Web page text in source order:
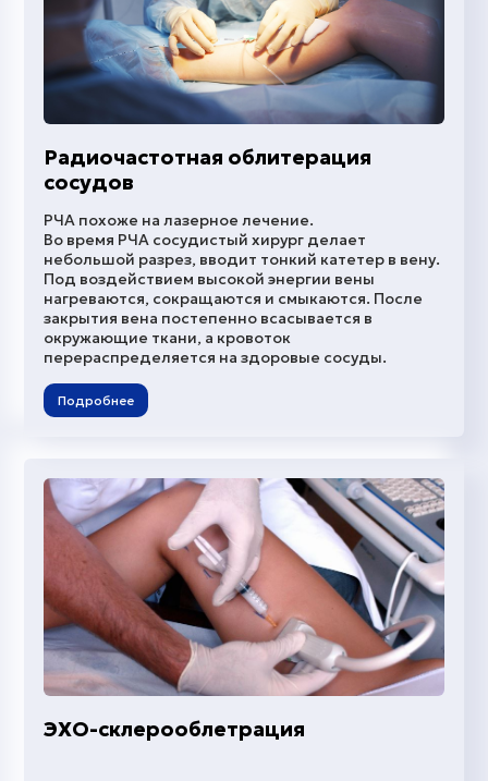
Радиочастотная облитерация
сосудов
РЧА похоже на лазерное лечение.
Во время РЧА сосудистый хирург делает
небольшой разрез, вводит тонкий катетер в вену.
Под воздействием высокой энергии вены
нагреваются, сокращаются и смыкаются. После
закрытия вена постепенно всасывается в
окружающие ткани, а кровоток
перераспределяется на здоровые сосуды.
Подробнее
ЭХО-склерооблетрация